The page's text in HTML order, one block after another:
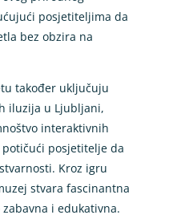
posjetiteljima da
bez obzira na
također uključuju
iluzija u Ljubljani,
interaktivnih
posjetitelje da
Kroz igru
stvara fascinantna
i edukativna.